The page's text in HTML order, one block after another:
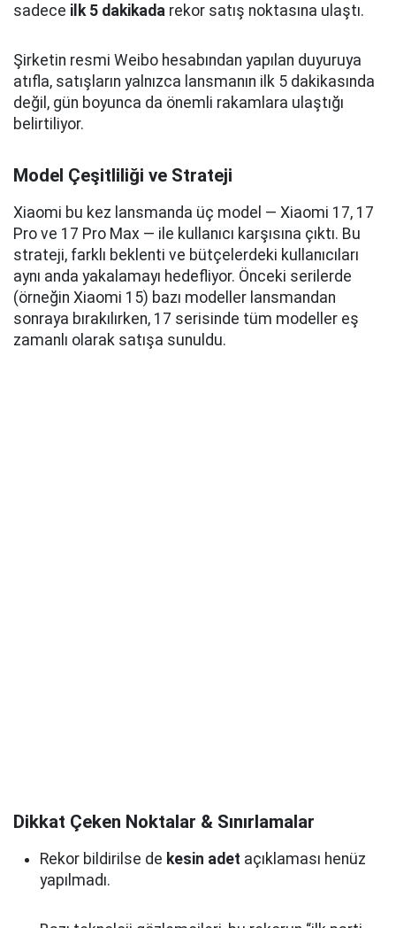
sadece ilk 5 dakikada rekor satış noktasına ulaştı.
Şirketin resmi Weibo hesabından yapılan duyuruya
atıfla, satışların yalnızca lansmanın ilk 5 dakikasında
değil, gün boyunca da önemli rakamlara ulaştığı
belirtiliyor.
Model Çeşitliliği ve Strateji
Xiaomi bu kez lansmanda üç model — Xiaomi 17, 17
Pro ve 17 Pro Max — ile kullanıcı karşısına çıktı. Bu
strateji, farklı beklenti ve bütçelerdeki kullanıcıları
aynı anda yakalamayı hedefliyor. Önceki serilerde
(örneğin Xiaomi 15) bazı modeller lansmandan
sonraya bırakılırken, 17 serisinde tüm modeller eş
zamanlı olarak satışa sunuldu.
Dikkat Çeken Noktalar & Sınırlamalar
Rekor bildirilse de kesin adet açıklaması henüz
yapılmadı.